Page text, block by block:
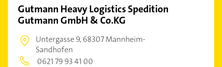
Gutmann Heavy Logistics Spedition
Gutmann GmbH & Co.KG
Untergasse 9,68307 Mannheim-
Sandhofen
0621 79 93 41 00